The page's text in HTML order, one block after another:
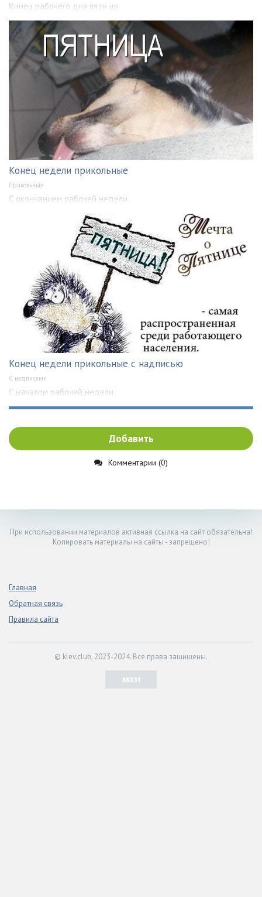
Кинец рабочего дня пятн цв
Конец недели прикольные
Прикольные
С окончанием рабочей недели
Конец недели прикольные с надписью
С надписями
С началом рабочей недели
Добавить
Комментарии (0)
При использовании материалов активная ссылка на сайт обязательна!
Копировать материалы на сайты - запрещено!
Главная
Обратная связь
Правила сайта
© klev.club, 2023-2024. Все права защищены.